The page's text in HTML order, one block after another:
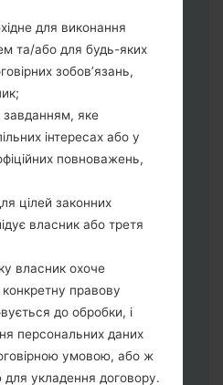
Усі методи як це
клавіші:
гучності та Bixbi.
клавіші:
гучності.
телефон до ПК
кабель.
клавіші:
гучності та
кабель та натисніть
звуку та Bixbi.
клавіші:
гучності.
телефон до ПК,
виявити Ваш
для виконання
та/або для будь-яких
зобов’язань,
завданням, яке
інтересах або у
повноважень,
цілей законних
власник або третя
власник охоче
правову
до обробки, і
персональних даних
умовою, або ж
укладення договору.